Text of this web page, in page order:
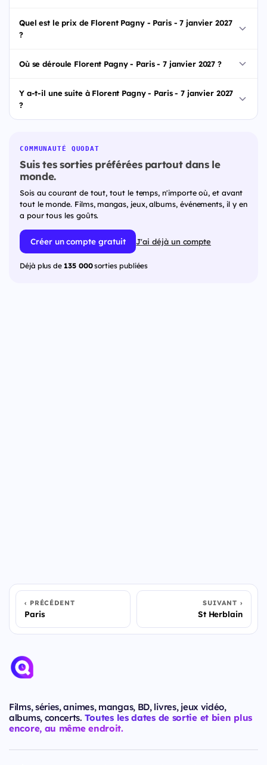
Quel est le prix de Florent Pagny - Paris - 7 janvier 2027
?
Où se déroule Florent Pagny - Paris - 7 janvier 2027 ?
Y a-t-il une suite à Florent Pagny - Paris - 7 janvier 2027
?
COMMUNAUTÉ QUODAT
Suis tes sorties préférées partout dans le
monde.
Sois au courant de tout, tout le temps, n'importe où, et avant
tout le monde. Films, mangas, jeux, albums, événements, il y en
a pour tous les goûts.
Créer un compte gratuit J'ai déjà un compte
Déjà plus de 135 000sorties publiées
PRÉCÉDENT
Paris
SUIVANT
St Herblain
Films, séries, animes, mangas, BD, livres, jeux vidéo,
albums, concerts. Toutes les dates de sortie et bien plus
encore, au même endroit.